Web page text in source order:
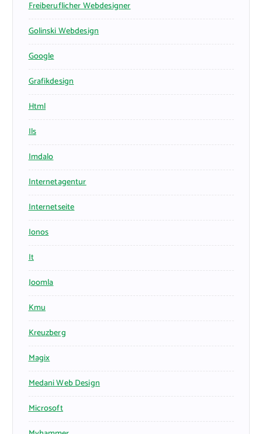
Freiberuflicher Webdesigner
Golinski Webdesign
Google
Grafikdesign
Html
Ils
Imdalo
Internetagentur
Internetseite
Ionos
It
Joomla
Kmu
Kreuzberg
Magix
Medani Web Design
Microsoft